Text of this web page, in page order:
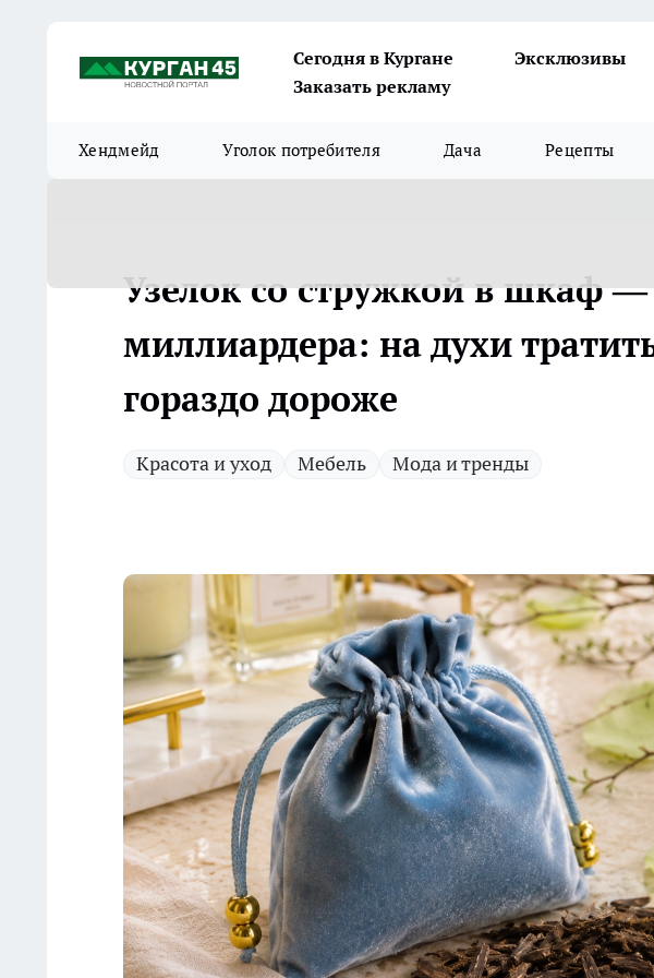
Сегодня в Кургане Эксклюзивы
Заказать рекламу
Хендмейд Уголок потребителя Дача Рецепты
Узелок со стружкой в шкаф
миллиардера: на духи
гораздо дороже
Красота и уход Мебель Мода и тренды